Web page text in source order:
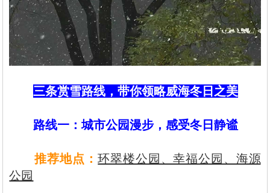
三条赏雪路线，带你领略威海冬日之美
路线一：城市公园漫步，感受冬日静谧
推荐地点‌：环翠楼公园、幸福公园、海源
公园